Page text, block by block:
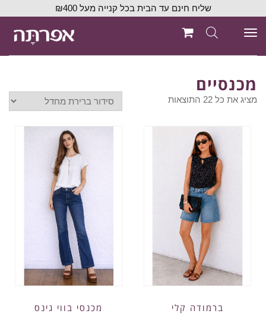
שליח חינם עד הבית בכל קנייה מעל ₪400
תפריט
מכנסיים
מציג את כל 22 התוצאות
ברמודה קלי מכנסי בווי גינס